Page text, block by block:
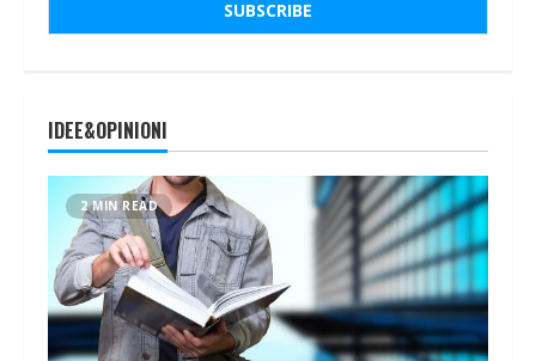
IDEE&OPINIONI
2 MIN READ